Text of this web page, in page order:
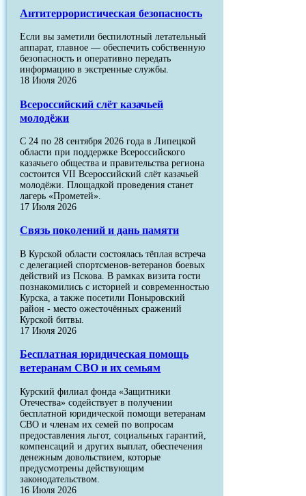
Антитеррористическая безопасность
Если вы заметили беспилотный летательный
аппарат, главное — обеспечить собственную
безопасность и оперативно передать
информацию в экстренные службы.
18 Июля 2026
Всероссийский слёт казачьей
молодёжи
С 24 по 28 сентября 2026 года в Липецкой
области при поддержке Всероссийского
казачьего общества и правительства региона
состоится VII Всероссийский слёт казачьей
молодёжи. Площадкой проведения станет
лагерь «Прометей».
17 Июля 2026
Связь поколений и дань памяти
В Курской области состоялась тёплая встреча
с делегацией спортсменов-ветеранов боевых
действий из Пскова. В рамках визита гости
познакомились с историей и современностью
Курска, а также посетили Поныровский
район - место ожесточённых сражений
Курской битвы.
17 Июля 2026
Бесплатная юридическая помощь
ветеранам СВО и их семьям
Курский филиал фонда «Защитники
Отечества» содействует в получении
бесплатной юридической помощи ветеранам
СВО и членам их семей по вопросам
предоставления льгот, социальных гарантий,
компенсаций и других выплат, обеспечения
денежным довольствием, которые
предусмотрены действующим
законодательством.
16 Июля 2026